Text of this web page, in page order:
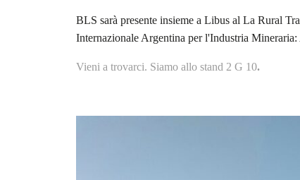
BLS sarà presente insieme a Libus al La Rural
Internazionale Argentina per l'Industria Mineraria:
Vieni a trovarci. Siamo allo stand 2 G 10.